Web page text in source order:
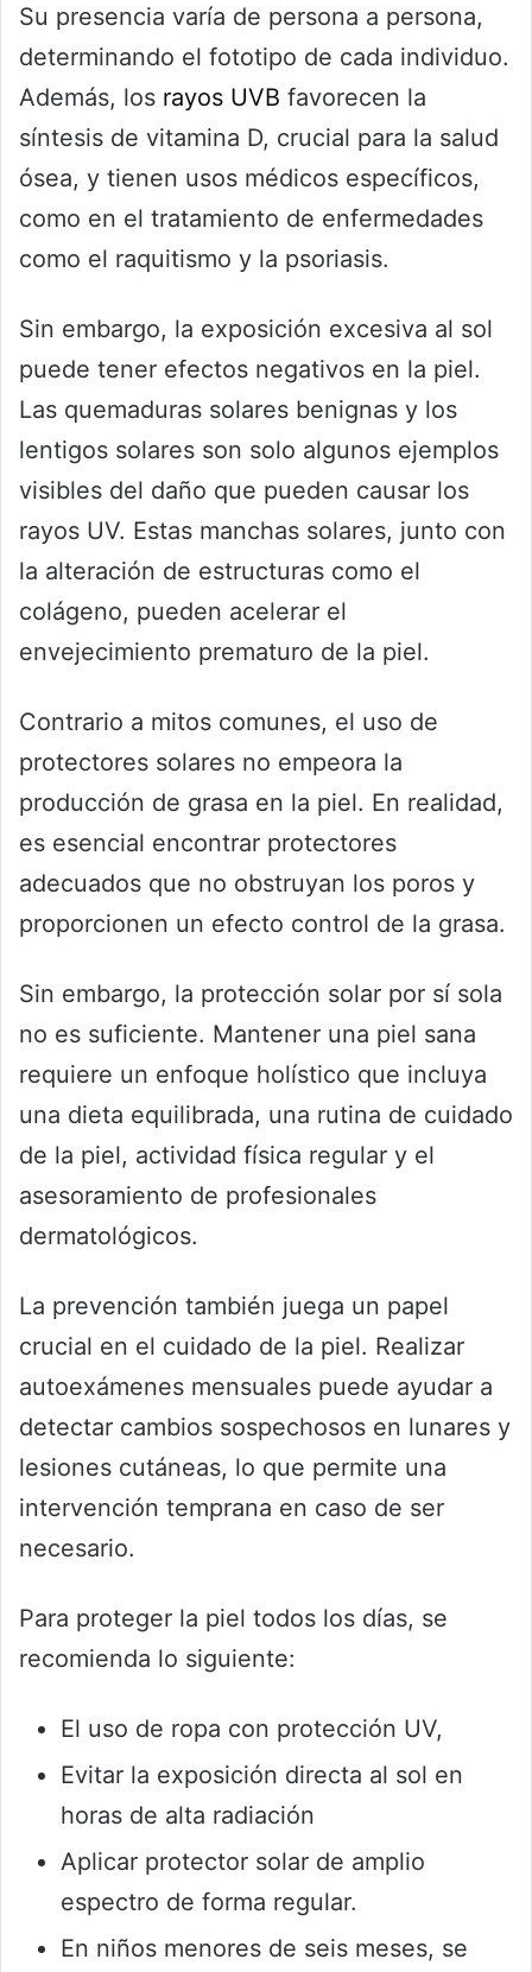
Su presencia varía de persona a persona,
determinando el fototipo de cada individuo.
Además, los rayos UVB favorecen la
síntesis de vitamina D, crucial para la salud
ósea, y tienen usos médicos específicos,
como en el tratamiento de enfermedades
como el raquitismo y la psoriasis.
Sin embargo, la exposición excesiva al sol
puede tener efectos negativos en la piel.
Las quemaduras solares benignas y los
lentigos solares son solo algunos ejemplos
visibles del daño que pueden causar los
rayos UV. Estas manchas solares, junto con
la alteración de estructuras como el
colágeno, pueden acelerar el
envejecimiento prematuro de la piel.
Contrario a mitos comunes, el uso de
protectores solares no empeora la
producción de grasa en la piel. En realidad,
es esencial encontrar protectores
adecuados que no obstruyan los poros y
proporcionen un efecto control de la grasa.
Sin embargo, la protección solar por sí sola
no es suficiente. Mantener una piel sana
requiere un enfoque holístico que incluya
una dieta equilibrada, una rutina de cuidado
de la piel, actividad física regular y el
asesoramiento de profesionales
dermatológicos.
La prevención también juega un papel
crucial en el cuidado de la piel. Realizar
autoexámenes mensuales puede ayudar a
detectar cambios sospechosos en lunares y
lesiones cutáneas, lo que permite una
intervención temprana en caso de ser
necesario.
Para proteger la piel todos los días, se
recomienda lo siguiente:
El uso de ropa con protección UV,
Evitar la exposición directa al sol en
horas de alta radiación
Aplicar protector solar de amplio
espectro de forma regular.
En niños menores de seis meses, se